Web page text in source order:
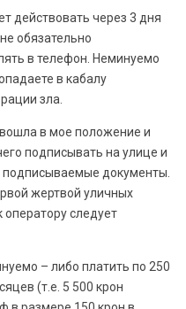
действовать через 3 дня
обязательно
в телефон. Неминуемо
в кабалу
зла.
в мое положение и
подписывать на улице и
документы.
жертвой уличных
следует
– либо платить по 250
(т.е. 5 500 крон